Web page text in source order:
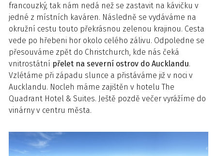
francouzký, tak nám nedá než se zastavit na kávičku v
jedné z místních kaváren. Následně se vydáváme na
okružní cestu touto překrásnou zelenou krajinou. Cesta
vede po hřebeni hor okolo celého zálivu. Odpoledne se
přesouváme zpět do Christchurch, kde nás čeká
vnitrostátní přelet na severní ostrov do Aucklandu.
Vzlétáme při západu slunce a přistáváme již v noci v
Aucklandu. Nocleh máme zajištěn v hotelu The
Quadrant Hotel & Suites. Ještě pozdě večer vyrážíme do
vinárny v centru města.